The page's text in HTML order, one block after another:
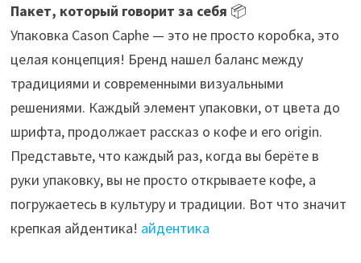
Пакет, который говорит за себя 📦
Упаковка Cason Caphe — это не просто коробка, это
целая концепция! Бренд нашел баланс между
традициями и современными визуальными
решениями. Каждый элемент упаковки, от цвета до
шрифта, продолжает рассказ о кофе и его origin.
Представьте, что каждый раз, когда вы берёте в
руки упаковку, вы не просто открываете кофе, а
погружаетесь в культуру и традиции. Вот что значит
крепкая айдентика! айдентика